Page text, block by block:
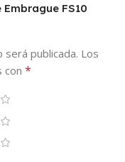
FS10
publicada. Los
con *